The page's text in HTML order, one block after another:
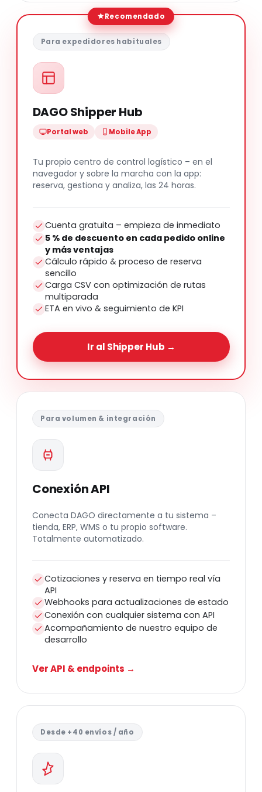
Recomendado
Para expedidores habituales
DAGO Shipper Hub
Portal web Mobile App
Tu propio centro de control logístico – en el
navegador y sobre la marcha con la app:
reserva, gestiona y analiza, las 24 horas.
Cuenta gratuita – empieza de inmediato
5 % de descuento en cada pedido online
y más ventajas
Cálculo rápido & proceso de reserva
sencillo
Carga CSV con optimización de rutas
multiparada
ETA en vivo & seguimiento de KPI
Ir al Shipper Hub →
Para volumen & integración
Conexión API
Conecta DAGO directamente a tu sistema –
tienda, ERP, WMS o tu propio software.
Totalmente automatizado.
Cotizaciones y reserva en tiempo real vía
API
Webhooks para actualizaciones de estado
Conexión con cualquier sistema con API
Acompañamiento de nuestro equipo de
desarrollo
Ver API & endpoints →
Desde +40 envíos / año